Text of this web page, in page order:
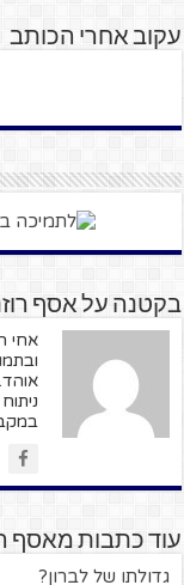
עקוב אחרי הכותב
בקטנה על אסף
אחי
עוד כתבות מאסף
גדולתו של לברון?